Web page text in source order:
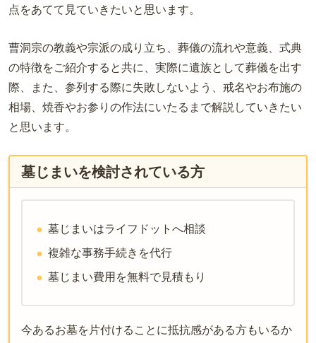
点をあてて見ていきたいと思います。
曹洞宗の教義や宗派の成り立ち、葬儀の流れや意義、式典
の特徴をご紹介すると共に、実際に遺族として葬儀を出す
際、また、参列する際に失敗しないよう、戒名やお布施の
相場、焼香やお参りの作法にいたるまで解説していきたい
と思います。
墓じまいを検討されている方
墓じまいはライフドットへ相談
複雑な事務手続きを代行
墓じまい費用を無料で見積もり
今あるお墓を片付けることに抵抗感がある方もいるか